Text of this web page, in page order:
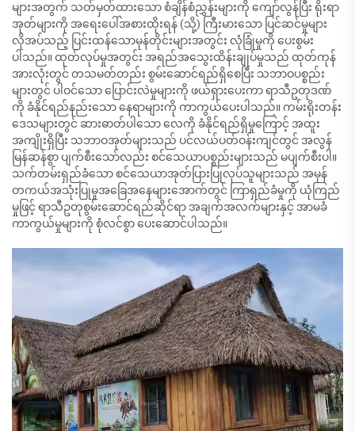
များအတွက် သတ်မှတ်ထားသော စံချိန်စံညွှန်းများကို ကျော်လွန်ပြီး ရိုးရာ
အုတ်များကို အရေးပေါ်အစားထိုးရန် (သို့) ကြီးမားသော ပြင်ဆင်မှုများ
လိုအပ်သည့် ပြင်းထန်သောမုန်တိုင်းများအတွင်း လုံခြုံမှုကို ပေးစွမ်း
ပါသည်။ ထုတ်လုပ်မှုအတွင်း အရည်အသွေးထိန်းချုပ်မှုသည် ထုတ်ကုန်
အားလုံးတွင် တသမတ်တည်း စွမ်းဆောင်ရည်ရှိစေပြီး သဘာဝပစ္စည်း
များတွင် ပါဝင်သော ပြောင်းလဲမှုများကို ဖယ်ရှားပေးကာ ရာသီဥတုဒဏ်
ကို ခံနိုင်ရည်နည်းသော နေရာများကို ကာကွယ်ပေးပါသည်။ ကမ်းရိုးတန်း
ဒေသများတွင် ဆားဓာတ်ပါသော လေကို ခံနိုင်ရည်ရှိမှုကြောင့် အထူး
အကျိုးရှိပြီး သဘာဝအုတ်များသည် ပင်လယ်ပတ်ဝန်းကျင်တွင် အလွန်
မြန်ဆန်စွာ ပျက်စီးသော်လည်း စင်သေယာပစ္စည်းများသည် မပျက်စီးပါ။
သက်တမ်းရှည်ခံသော စင်သေယာအုတ်ပြားပြုလုပ်သူများသည် အမှန်
တကယ်အသုံးပြုမှုအခြေအနေများအောက်တွင် ကြာရှည်ခံမှုကို ယုံကြည်
မှုဖြင့် ရာသီဥတုစွမ်းဆောင်ရည်ဆိုင်ရာ အချက်အလက်များနှင့် အာမခံ
ကာကွယ်မှုများကို စုံလင်စွာ ပေးဆောင်ပါသည်။